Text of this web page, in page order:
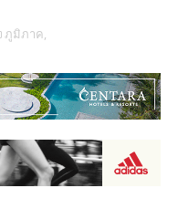
ภูมิภาค,